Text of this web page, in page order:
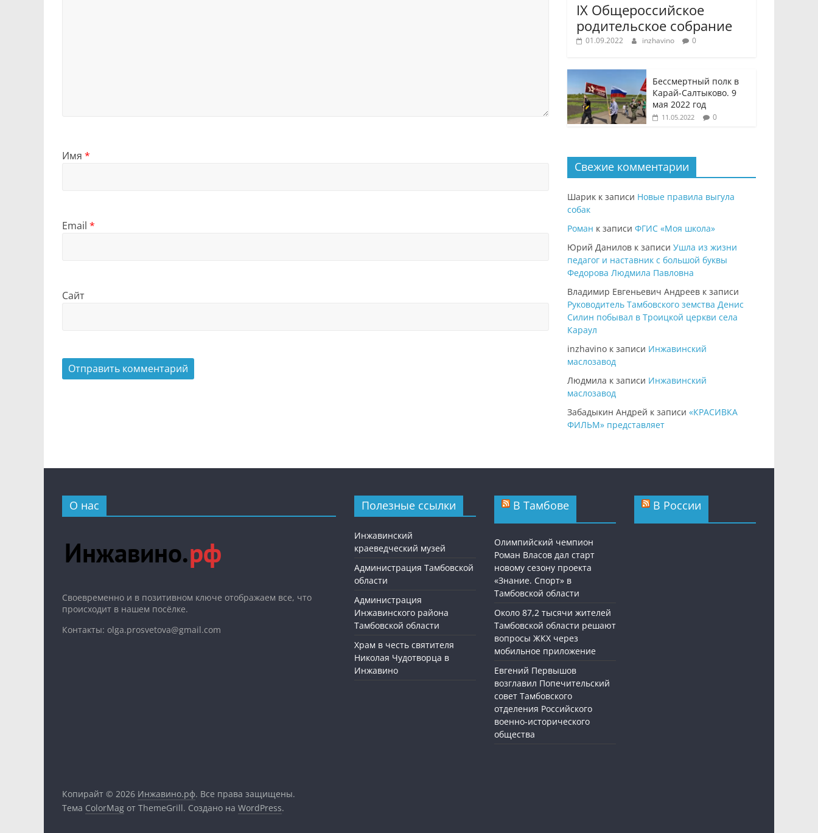
Имя *
Email *
Сайт
IX Общероссийское
родительское собрание
01.09.2022 inzhavino 0
Бессмертный полк в
Карай-Салтыково. 9
мая 2022 год
11.05.2022 0
Свежие комментарии
Шарик к записи Новые правила выгула
собак
Роман к записи ФГИС «Моя школа»
Юрий Данилов к записи Ушла из жизни
педагог и наставник с большой буквы
Федорова Людмила Павловна
Владимир Евгеньевич Андреев к записи
Руководитель Тамбовского земства Денис
Силин побывал в Троицкой церкви села
Караул
inzhavino к записи Инжавинский
маслозавод
Людмила к записи Инжавинский
маслозавод
Забадыкин Андрей к записи «КРАСИВКА
ФИЛЬМ» представляет
О нас
Cвоевременно и в позитивном ключе отображаем все, что
происходит в нашем посёлке.
Контакты: olga.prosvetova@gmail.com
Полезные ссылки
Инжавинский
краеведческий музей
Администрация Тамбовской
области
Администрация
Инжавинского района
Тамбовской области
Храм в честь святителя
Николая Чудотворца в
Инжавино
В Тамбове
Олимпийский чемпион
Роман Власов дал старт
новому сезону проекта
«Знание. Спорт» в
Тамбовской области
Около 87,2 тысячи жителей
Тамбовской области решают
вопросы ЖКХ через
мобильное приложение
Евгений Первышов
возглавил Попечительский
совет Тамбовского
отделения Российского
военно-исторического
общества
В России
Копирайт © 2026 Инжавино.рф. Все права защищены.
Тема ColorMag от ThemeGrill. Создано на WordPress.